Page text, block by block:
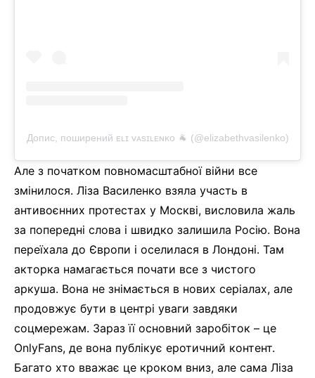
Допис, поширений ᴇʟɪ ᴠᴀsɪʟᴇɴᴋᴏ 🐐 (@elizabethvasilenko)
Але з початком повномасштабної війни все
змінилося. Ліза Василенко взяла участь в
антивоєнних протестах у Москві, висловила жаль
за попередні слова і швидко залишила Росію. Вона
переїхала до Європи і оселилася в Лондоні. Там
акторка намагається почати все з чистого
аркуша. Вона не знімається в нових серіалах, але
продовжує бути в центрі уваги завдяки
соцмережам. Зараз її основний заробіток – це
OnlyFans, де вона публікує еротичний контент.
Багато хто вважає це кроком вниз, але сама Ліза